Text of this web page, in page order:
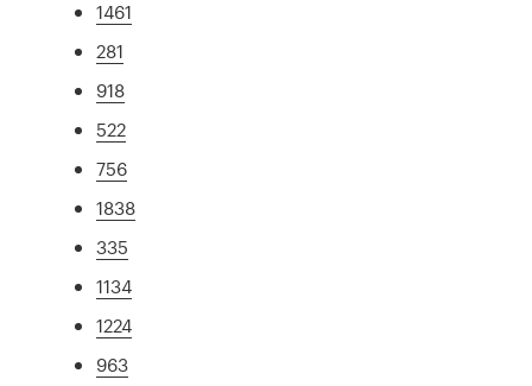
1461
281
918
522
756
1838
335
1134
1224
963